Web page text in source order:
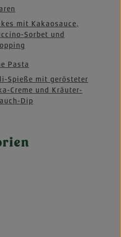
mit Kakaosauce,
Sorbet und
Pasta
Spieße mit gerösteter
Creme und Kräuter-
Dip